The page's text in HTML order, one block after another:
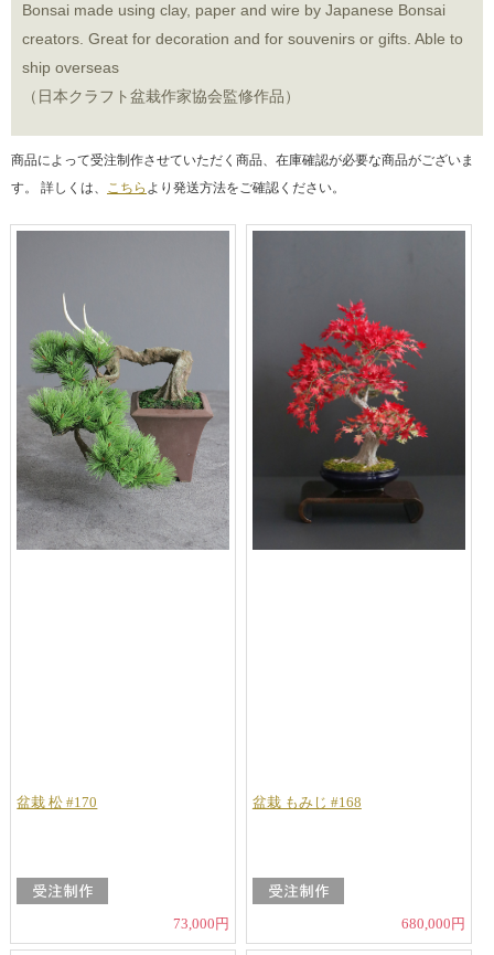
Bonsai made using clay, paper and wire by Japanese Bonsai
creators. Great for decoration and for souvenirs or gifts. Able to
ship overseas
（日本クラフト盆栽作家協会監修作品）
商品によって受注制作させていただく商品、在庫確認が必要な商品がございま
す。 詳しくは、 こちら より発送方法をご確認ください。
盆栽 松 #170
73,000円
盆栽 もみじ #168
680,000円